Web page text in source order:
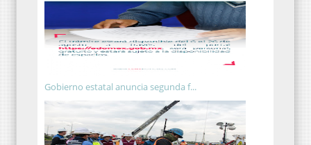
Gobierno estatal anuncia segunda f...